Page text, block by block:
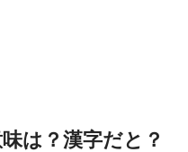
は？漢字だと？